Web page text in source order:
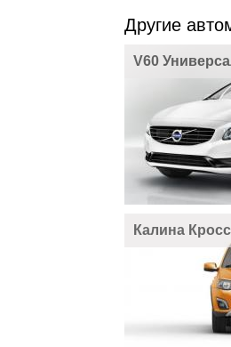
Другие
V60
Калина